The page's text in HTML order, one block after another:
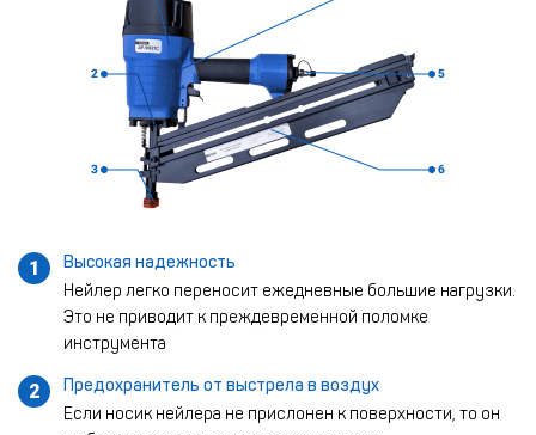
1
Высокая надежность
Нейлер легко переносит ежедневные большие нагрузки.
Это не приводит к преждевременной поломке
инструмента
2
Предохранитель от выстрела в воздух
Если носик нейлера не прислонен к поверхности, то он